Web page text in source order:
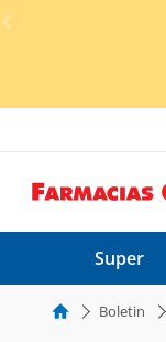
< div
Super
Boletin